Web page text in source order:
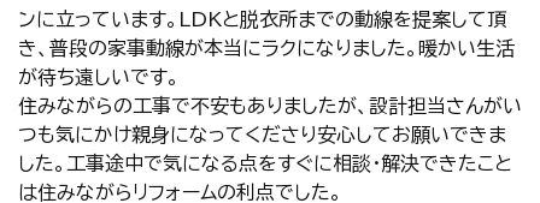
ンに立っています。LDKと脱衣所までの動線を提案して頂
き、普段の家事動線が本当にラクになりました。暖かい生活
が待ち遠しいです。
住みながらの工事で不安もありましたが、設計担当さんがい
つも気にかけ親身になってくださり安心してお願いできま
した。工事途中で気になる点をすぐに相談・解決できたこと
は住みながらリフォームの利点でした。